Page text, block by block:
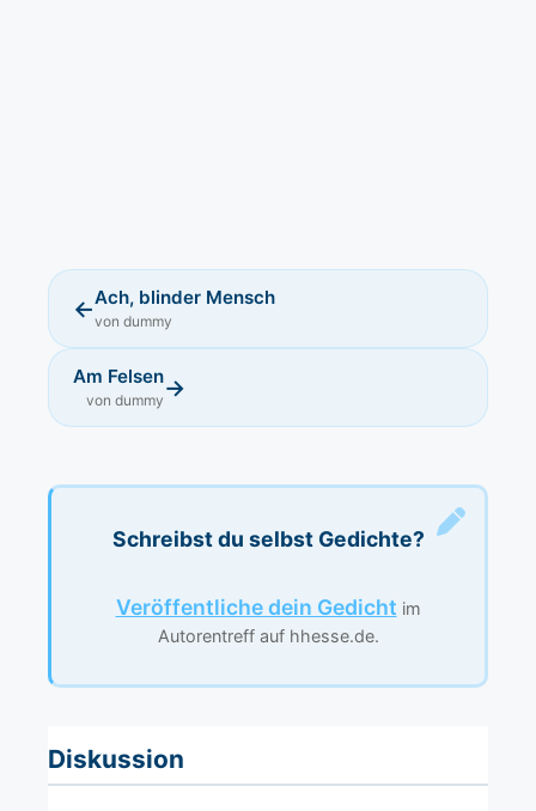
←Ach, blinder Mensch
von dummy
Am Felsen
von dummy →
Schreibst du selbst Gedichte?
Veröffentliche dein Gedicht im
Autorentreff auf hhesse.de.
Diskussion